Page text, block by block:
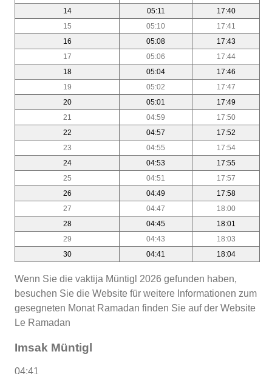
14
05:11
17:40
15
05:10
17:41
16
05:08
17:43
17
05:06
17:44
18
05:04
17:46
19
05:02
17:47
20
05:01
17:49
21
04:59
17:50
22
04:57
17:52
23
04:55
17:54
24
04:53
17:55
25
04:51
17:57
26
04:49
17:58
27
04:47
18:00
28
04:45
18:01
29
04:43
18:03
30
04:41 18:04
Wenn Sie die vaktija Müntigl 2026 gefunden haben,
besuchen Sie die Website für weitere Informationen zum
gesegneten Monat Ramadan finden Sie auf der Website
Le Ramadan
Imsak Müntigl
04:41